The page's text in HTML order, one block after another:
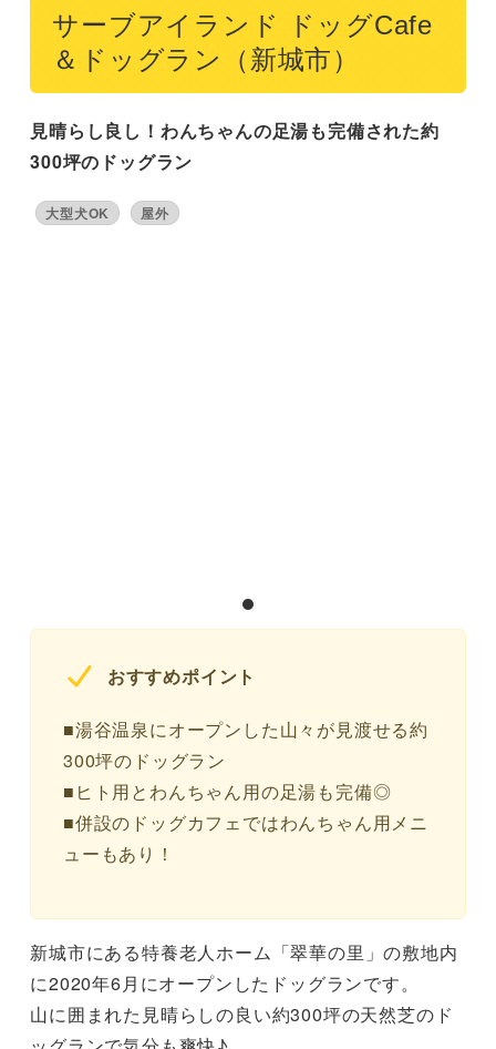
サーブアイランド ドッグCafe
＆ドッグラン（新城市）
見晴らし良し！わんちゃんの足湯も完備された約
300坪のドッグラン
大型犬OK 屋外
おすすめポイント
■湯谷温泉にオープンした山々が見渡せる約
300坪のドッグラン
■ヒト用とわんちゃん用の足湯も完備◎
■併設のドッグカフェではわんちゃん用メニ
ューもあり！
新城市にある特養老人ホーム「翠華の里」の敷地内
に2020年6月にオープンしたドッグランです。
山に囲まれた見晴らしの良い約300坪の天然芝のド